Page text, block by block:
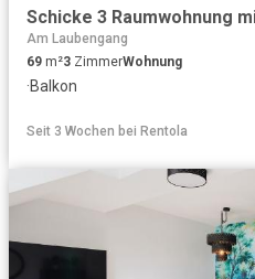
Schicke 3 Raumwohnung
Am Laubengang
69 m²3 ZimmerWohnung
·Balkon
Seit 3 Wochen bei Rentola